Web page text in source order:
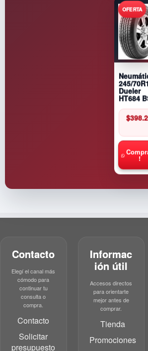
245/
Dueler
HT684
$
!
Contacto
Elegí el canal más
cómodo para
continuar tu
consulta o
compra.
Contacto
Solicitar
presupuesto
Informac
ión útil
Accesos directos
para orientarte
mejor antes de
comprar.
Tienda
Promociones